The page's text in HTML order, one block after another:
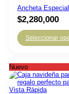
Ancheta
$2,280,000
Seleccionar
Nuevo
Vista Rápida